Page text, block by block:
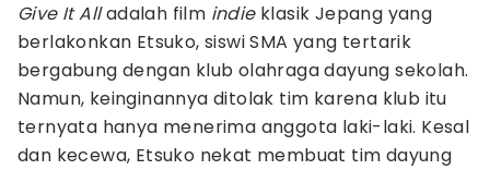
Give It Alladalah film indieklasik Jepang yang
berlakonkan Etsuko, siswi SMA yang tertarik
bergabung dengan klub olahraga dayung sekolah.
Namun, keinginannya ditolak tim karena klub itu
ternyata hanya menerima anggota laki-laki. Kesal
dan kecewa, Etsuko nekat membuat tim dayung